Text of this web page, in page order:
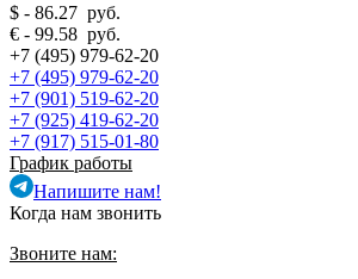
$ - 86.27 руб.
€ - 99.58 руб.
+7 (495) 979-62-20
+7 (495) 979-62-20
+7 (901) 519-62-20
+7 (925) 419-62-20
+7 (917) 515-01-80
График работы
Напишите нам!
Когда нам звонить
Звоните нам: